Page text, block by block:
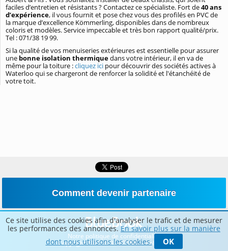
faciles d’entretien et résistants ? Contactez ce spécialiste. Fort de40 ans
d’expérience, il vous fournit et pose chez vous des profilés en PVC de
la marque d’excellence Kömmerling, disponibles dans de nombreux
coloris et modèles. Service impeccable et très bon rapport qualité/prix.
Tel : 071/38 19 99.
Si la qualité de vos menuiseries extérieures est essentielle pour assurer
une bonne isolation thermiquedans votre intérieur, il en va de
même pour la toiture :cliquez ici pour découvrir des sociétés actives à
Waterloo qui se chargeront de renforcer la solidité et l'étanchéité de
votre toit.
Comment devenir partenaire
Notre politique de confidentialité
Copyright 2026 © BLUETIME – Belgique
Ce site utilise des cookies afin d'analyser le trafic et de mesurer
les performances des annonces.En savoir plus sur la manière
dont nous utilisons les cookies.
OK